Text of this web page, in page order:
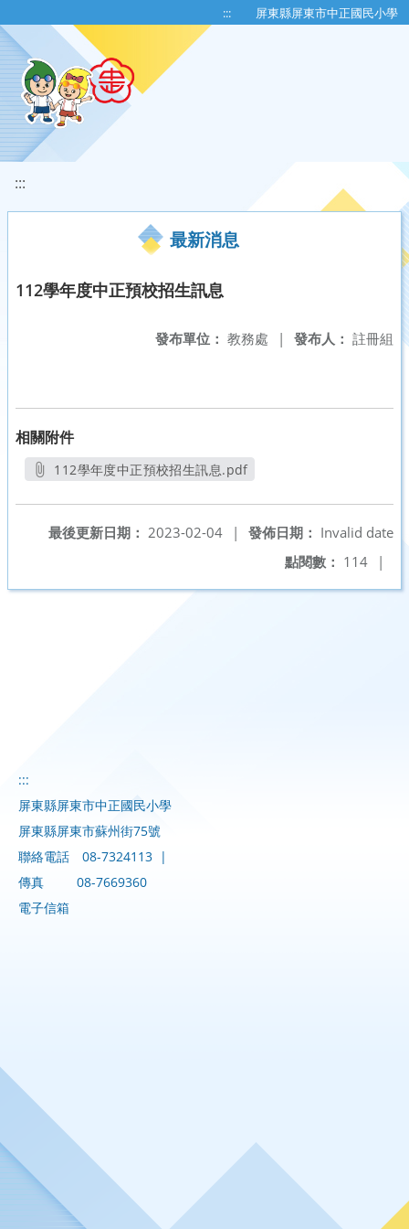
::: 屏東縣屏東市中正國民小學
:::
最新消息
112學年度中正預校招生訊息
發布人： 註冊組
發布單位： 教務處 |
相關附件
112學年度中正預校招生訊息.pdf
發佈日期： Invalid date
最後更新日期： 2023-02-04
|
點閱數： 114 |
:::
屏東縣屏東市中正國民小學
屏東縣屏東市蘇州街75號
聯絡電話
08-7324113 |
傳真
08-7669360
電子信箱